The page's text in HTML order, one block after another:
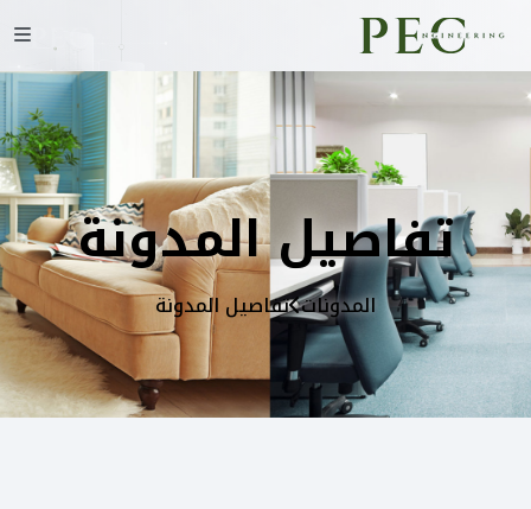
تفاصيل المدونة
المدونات تفاصيل المدونة